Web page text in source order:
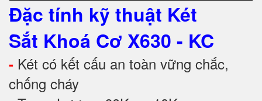
Đặc tính kỹ thuật Két
Sắt Khoá Cơ X630 - KC
- Két có kết cấu an toàn vững chắc,
chống cháy